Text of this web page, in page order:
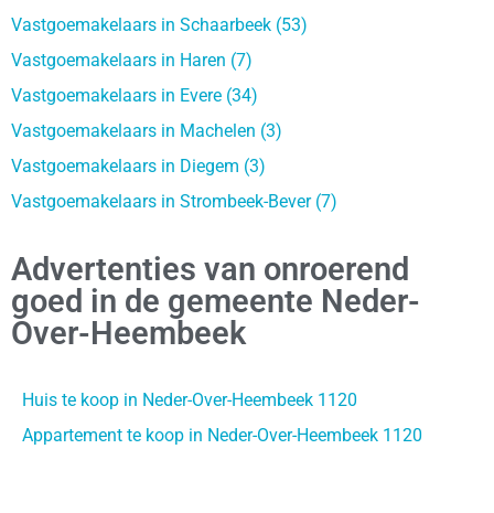
Vastgoemakelaars in Schaarbeek (53)
Vastgoemakelaars in Haren (7)
Vastgoemakelaars in Evere (34)
Vastgoemakelaars in Machelen (3)
Vastgoemakelaars in Diegem (3)
Vastgoemakelaars in Strombeek-Bever (7)
Advertenties van onroerend
goed in de gemeente Neder-
Over-Heembeek
Huis te koop in Neder-Over-Heembeek 1120
Appartement te koop in Neder-Over-Heembeek 1120